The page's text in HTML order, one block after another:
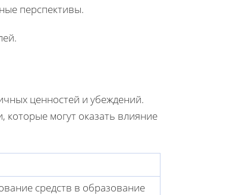
перспективы.
ценностей и убеждений.
могут оказать влияние
средств в образование